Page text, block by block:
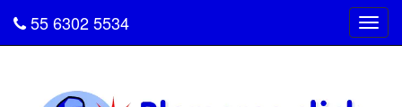
55 6302 5534